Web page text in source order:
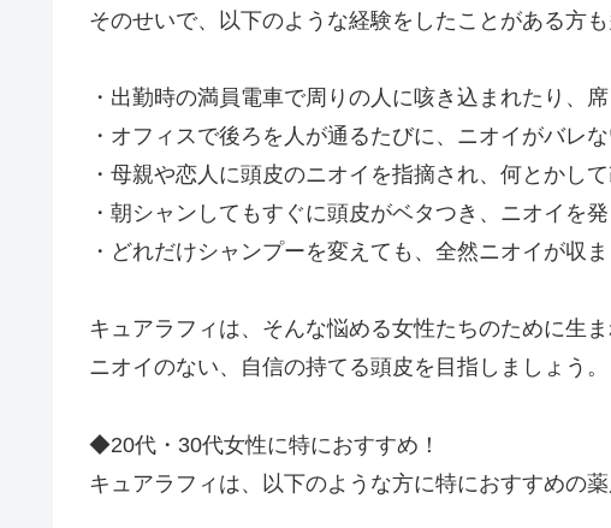
そのせいで、以下のような経験をしたことがある方
・出勤時の満員電車で周りの人に咳き込まれたり、
・オフィスで後ろを人が通るたびに、ニオイがバレ
・母親や恋人に頭皮のニオイを指摘され、何とかし
・朝シャンしてもすぐに頭皮がベタつき、ニオイを
・どれだけシャンプーを変えても、全然ニオイが収
キュアラフィは、そんな悩める女性たちのために生ま
ニオイのない、自信の持てる頭皮を目指しましょう。
◆20代・30代女性に特におすすめ！
キュアラフィは、以下のような方に特におすすめの薬